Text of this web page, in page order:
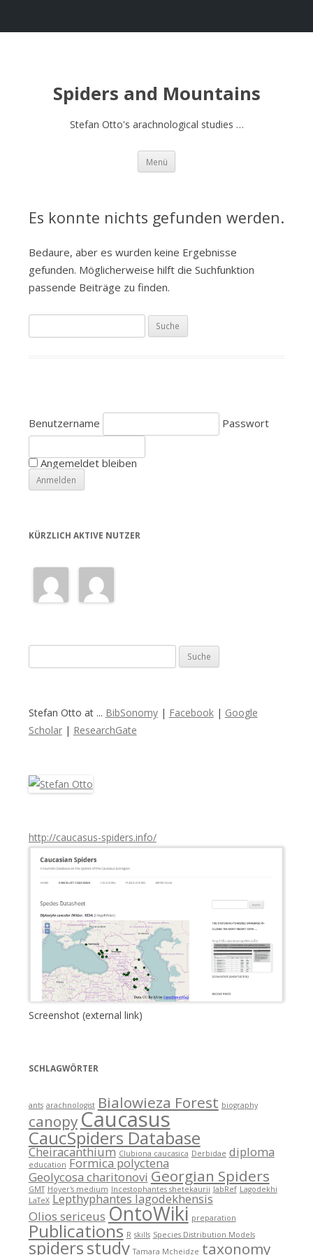
Spiders and Mountains
Stefan Otto's arachnological studies …
Menü
Es konnte nichts gefunden werden.
Bedaure, aber es wurden keine Ergebnisse
gefunden. Möglicherweise hilft die Suchfunktion
passende Beiträge zu finden.
u
a
h
Benutzername Passwort
Angemeldet bleiben
KÜRZLICH AKTIVE NUTZER
u
h
e
c
h
Stefan Otto at ... BibSonomy| Facebook| Google
Scholar| ResearchGate
http://caucasus-spiders.info/
Screenshot (external link)
SCHLAGWÖRTER
ants arachnologist Bialowieza Forest biography
canopyCaucasus
CaucSpiders Database
Cheiracanthium Clubiona caucasica Derbidae diploma
education Formica polyctena
Geolycosa charitonovi Georgian Spiders
GMT Hoyer's medium Incestophantes shetekaurii JabRef Lagodekhi
LaTeX Lepthyphantes lagodekhensis
Olios sericeus OntoWiki preparation
Publications R skills Species Distribution Models
spidersstudy Tamara Mcheidze taxonomy